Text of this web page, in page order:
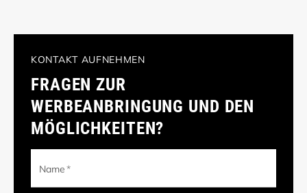
KONTAKT AUFNEHMEN
FRAGEN ZUR
WERBEANBRINGUNG UND DEN
MÖGLICHKEITEN?
Name*